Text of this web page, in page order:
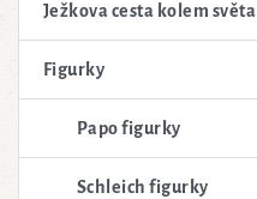
Ježkova cesta kolem světa
Figurky
Papo figurky
Schleich figurky